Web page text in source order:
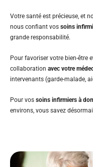
Votre santé est précieuse, et
nous confiant vos soins
grande responsabilité.
Pour favoriser votre bien-être
collaboration avec votre
intervenants (garde-malade,
Pour vos soins infirmiers à
environs, vous savez